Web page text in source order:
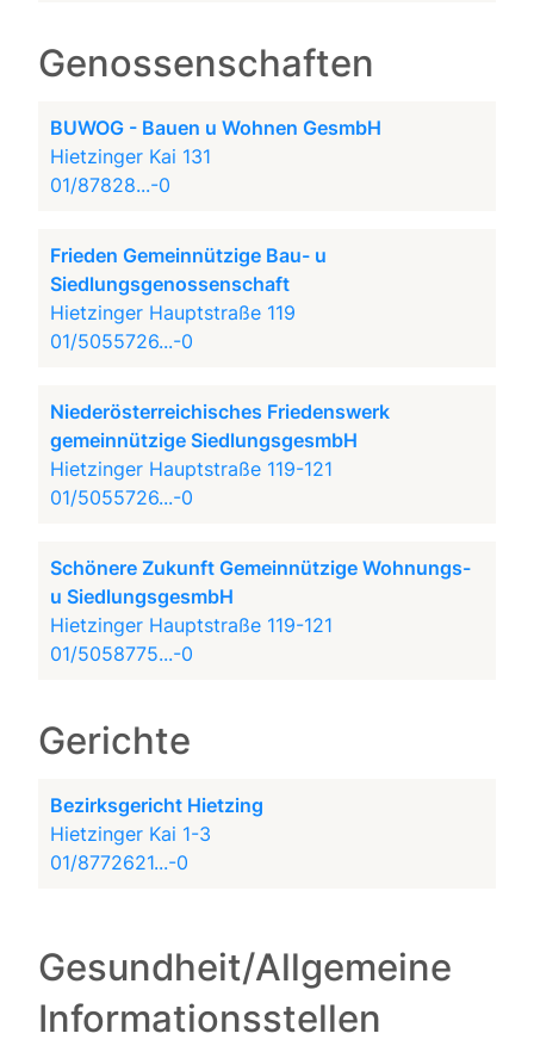
Genossenschaften
BUWOG - Bauen u Wohnen GesmbH
Hietzinger Kai 131
01/87828...-0
Frieden Gemeinnützige Bau- u
Siedlungsgenossenschaft
Hietzinger Hauptstraße 119
01/5055726...-0
Niederösterreichisches Friedenswerk
gemeinnützige SiedlungsgesmbH
Hietzinger Hauptstraße 119-121
01/5055726...-0
Schönere Zukunft Gemeinnützige Wohnungs-
u SiedlungsgesmbH
Hietzinger Hauptstraße 119-121
01/5058775...-0
Gerichte
Bezirksgericht Hietzing
Hietzinger Kai 1-3
01/8772621...-0
Gesundheit/Allgemeine
Informationsstellen